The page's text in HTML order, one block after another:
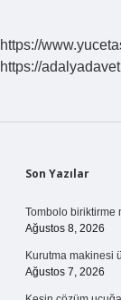
https://
https://
Son Yazılar
Tombolo biriktirme
Ağustos 8, 2026
Kurutma makinesi
Ağustos 7, 2026